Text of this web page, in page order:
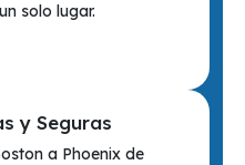
solo lugar.
y Seguras
a Phoenix de